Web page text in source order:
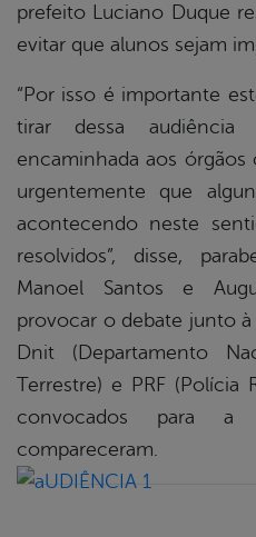
prefeito Luciano Duque
evitar que alunos sejam
“Por isso é importante
tirar dessa
encaminhada aos órgãos
urgentemente que
acontecendo neste
resolvidos”, disse,
Manoel Santos e
provocar o debate junto
Dnit (Departamento
Terrestre) e PRF (Polícia
convocados para a
compareceram.